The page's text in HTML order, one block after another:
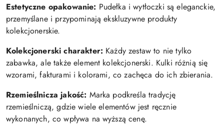
Estetyczne opakowanie: Pudełka i wytłoczki są eleganckie,
przemyślane i przypominają ekskluzywne produkty
kolekcjonerskie.
Kolekcjonerski charakter: Każdy zestaw to nie tylko
zabawka, ale także element kolekcjonerski. Kulki różnią się
wzorami, fakturami i kolorami, co zachęca do ich zbierania.
Rzemieślnicza jakość: Marka podkreśla tradycję
rzemieślniczą, gdzie wiele elementów jest ręcznie
wykonanych, co wpływa na wyższą cenę.